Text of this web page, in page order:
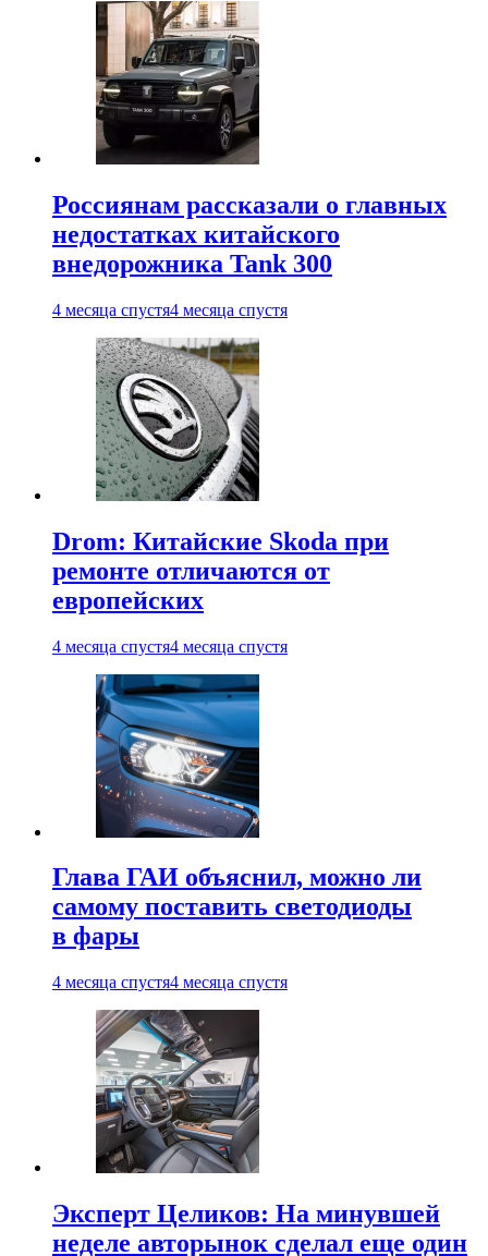
Россиянам рассказали о главных
недостатках китайского
внедорожника Tank 300
4 месяца спустя4 месяца спустя
Drom: Китайские Skoda при
ремонте отличаются от
европейских
4 месяца спустя4 месяца спустя
Глава ГАИ объяснил, можно ли
самому поставить светодиоды
в фары
4 месяца спустя4 месяца спустя
Эксперт Целиков: На минувшей
неделе авторынок сделал еще один